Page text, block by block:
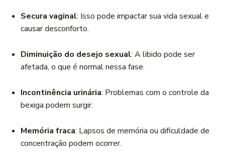
Secura vaginal: Isso pode impactar sua vida sexual e
causar desconforto.
Diminuição do desejo sexual: A libido pode ser
afetada, o que é normal nessa fase.
Incontinência urinária: Problemas com o controle da
bexiga podem surgir.
Memória fraca: Lapsos de memória ou dificuldade de
concentração podem ocorrer.